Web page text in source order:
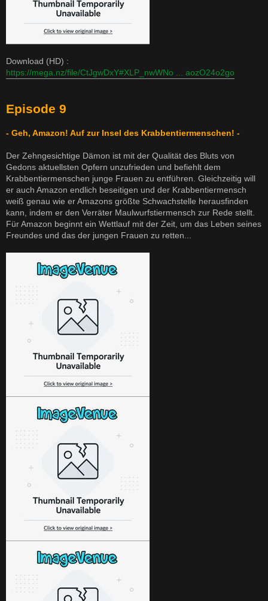
Download (HD) :
https://mega.nz/file/CtJgwDxY#XLP_nwWNo ... aozO24o2go
Episode 9
- Geh, Amazon! Auf zur Insel des Krabbentiermenschen! -
Der Zehngesichtige Dämon ist mit der Qualität des Bluts von
Gedons aktuellsten Opfern unzufrieden und befiehlt dem
Krabbentiermenschen junge Frauen zu entführen. Gleichzeitig will
er auch Amazon endlich beseitigen und der Krabbentiermensch
weiß genau wie er Amazons größte Schwachstelle herausfinden
kann, indem er den Verräter Maulwurfstiermensch zur Rede stellt.
Für Amazon beginnt ein Wettlauf mit der Zeit, um das Leben seines
Freundes und das der jungen Frauen zu retten...